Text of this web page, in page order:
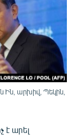
արխիվ, Պեկին,
է արել